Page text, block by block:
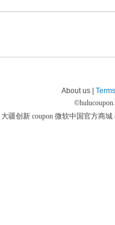
About us |
©
大疆创新 coupon 微软中国官方商城